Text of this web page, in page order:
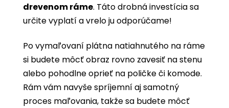
drevenom ráme. Táto drobná investícia sa
určite vyplatí a vrelo ju odporúčame!
Po vymaľovaní plátna natiahnutého na ráme
si budete môcť obraz rovno zavesiť na stenu
alebo pohodlne oprieť na poličke či komode.
Rám vám navyše spríjemní aj samotný
proces maľovania, takže sa budete môcť